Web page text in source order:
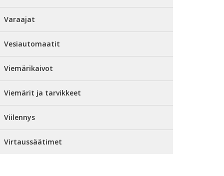
Varaajat
Vesiautomaatit
Viemärikaivot
Viemärit ja tarvikkeet
Viilennys
Virtaussäätimet